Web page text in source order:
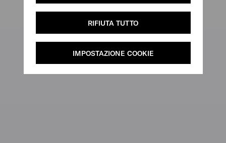
RIFIUTA TUTTO
IMPOSTAZIONE COOKIE